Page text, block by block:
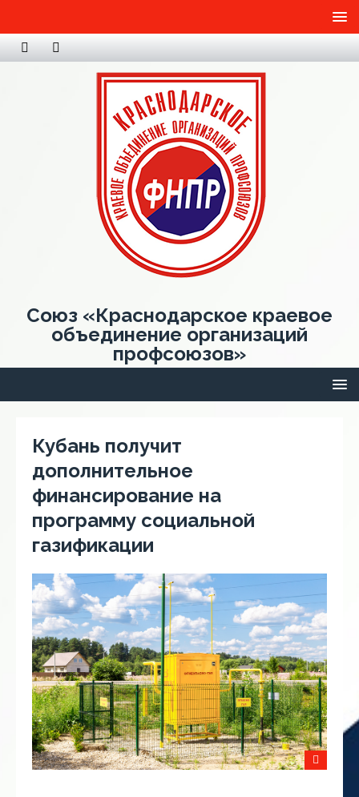
Союз «Краснодарское краевое
объединение организаций
профсоюзов»
Кубань получит
дополнительное
финансирование на
программу социальной
газификации